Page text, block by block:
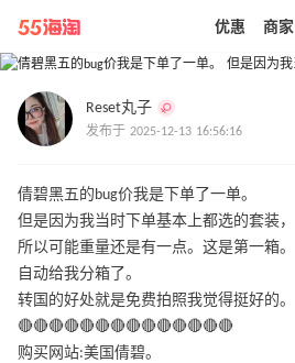
带你去官网买正品
优惠 商家
Reset丸子
发布于 2025-12-13 16:56:16
倩碧黑五的bug价我是下单了一单。
但是因为我当时下单基本上都选的套装，
所以可能重量还是有一点。这是第一箱。
自动给我分箱了。
转国的好处就是免费拍照我觉得挺好的。
🔴🔴🔴🔴🔴🔴🔴🔴🔴🔴🔴🔴🔴🔴
购买网站:美国倩碧。